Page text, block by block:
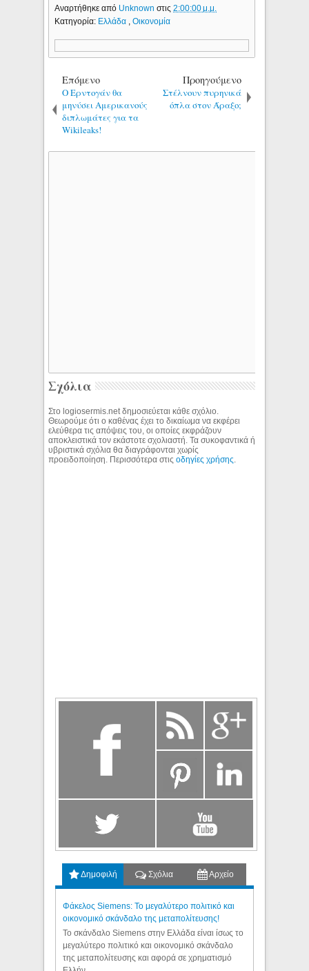
Αναρτήθηκε από Unknownστις2:00:00 μ.μ.
Κατηγορία: Ελλάδα ,Οικονομία
Επόμενο
Ο Ερντογάν θα
μηνύσει Αμερικανούς
διπλωμάτες για τα
Wikileaks!
Προηγούμενο
Στέλνουν πυρηνικά
όπλα στον Άραξο;
Σχόλια
Στο logiosermis.net δημοσιεύεται κάθε σχόλιο.
Θεωρούμε ότι ο καθένας έχει το δικαίωμα να εκφέρει
ελεύθερα τις απόψεις του, οι οποίες εκφράζουν
αποκλειστικά τον εκάστοτε σχολιαστή. Τα συκοφαντικά ή
υβριστικά σχόλια θα διαγράφονται χωρίς
προειδοποίηση. Περισσότερα στιςοδηγίες χρήσης.
Δημοφιλή Σχόλια Αρχείο
Φάκελος Siemens: Το μεγαλύτερο πολιτικό και
οικονομικό σκάνδαλο της μεταπολίτευσης!
Το σκάνδαλο Siemens στην Ελλάδα είναι ίσως το
μεγαλύτερο πολιτικό και οικονομικό σκάνδαλο
της μεταπολίτευσης και αφορά σε χρηματισμό